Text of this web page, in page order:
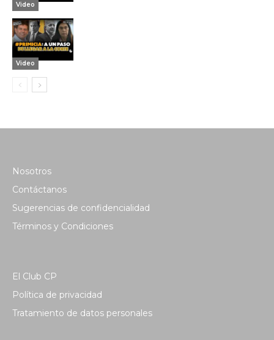
Video
Video
Nosotros
Contáctanos
Sugerencias de confidencialidad
Términos y Condiciones
El Club CP
Política de privacidad
Tratamiento de datos personales